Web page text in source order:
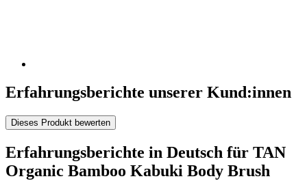
Erfahrungsberichte unserer Kund:innen
Dieses Produkt bewerten
Erfahrungsberichte in Deutsch für TAN
Organic Bamboo Kabuki Body Brush